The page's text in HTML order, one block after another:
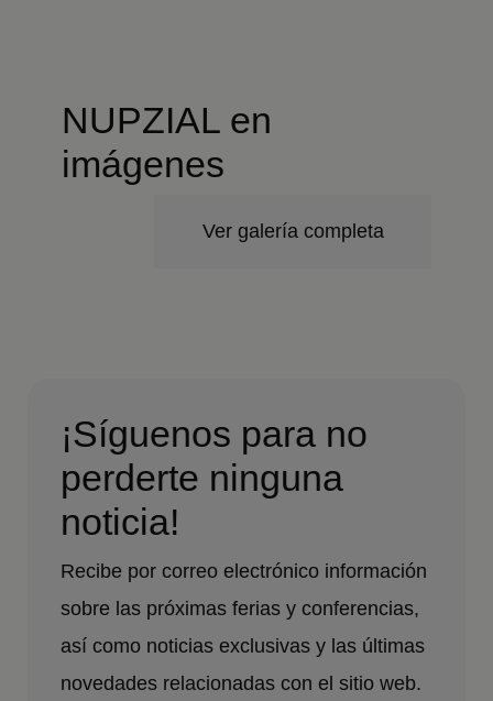
NUPZIAL en
imágenes
Ver galería completa
¡Síguenos para no
perderte ninguna
noticia!
Recibe por correo electrónico información
sobre las próximas ferias y conferencias,
así como noticias exclusivas y las últimas
novedades relacionadas con el sitio web.